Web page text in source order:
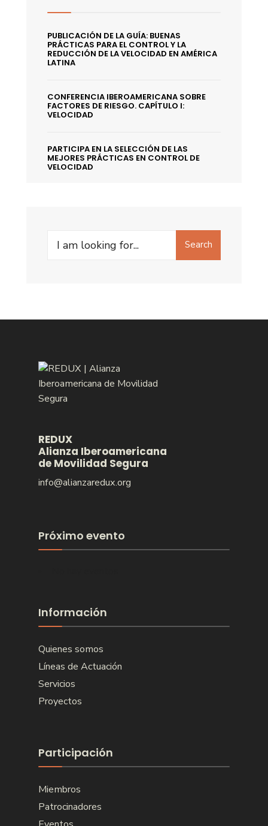
PUBLICACIÓN DE LA GUÍA: BUENAS
PRÁCTICAS PARA EL CONTROL Y LA
REDUCCIÓN DE LA VELOCIDAD EN AMÉRICA
LATINA
CONFERENCIA IBEROAMERICANA SOBRE
FACTORES DE RIESGO. CAPÍTULO I:
VELOCIDAD
PARTICIPA EN LA SELECCIÓN DE LAS
MEJORES PRÁCTICAS EN CONTROL DE
VELOCIDAD
Search
Search
REDUX
Alianza Iberoamericana
de Movilidad Segura
info@alianzaredux.org
Próximo evento
Información
Quienes somos
Líneas de Actuación
Servicios
Proyectos
Participación
Miembros
Patrocinadores